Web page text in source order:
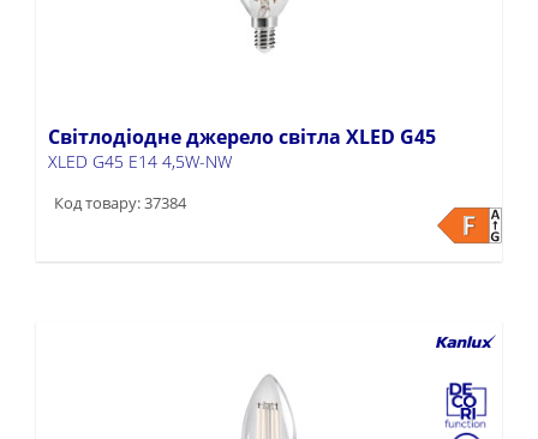
Світлодіодне джерело світла XLED G45
XLED G45 E14 4,5W-NW
Код товару: 37384